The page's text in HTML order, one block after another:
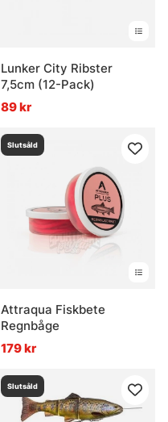
Lunker City Ribster
7,5cm (12-Pack)
89 kr
Slutsåld
Attraqua Fiskbete
Regnbåge
179 kr
Slutsåld